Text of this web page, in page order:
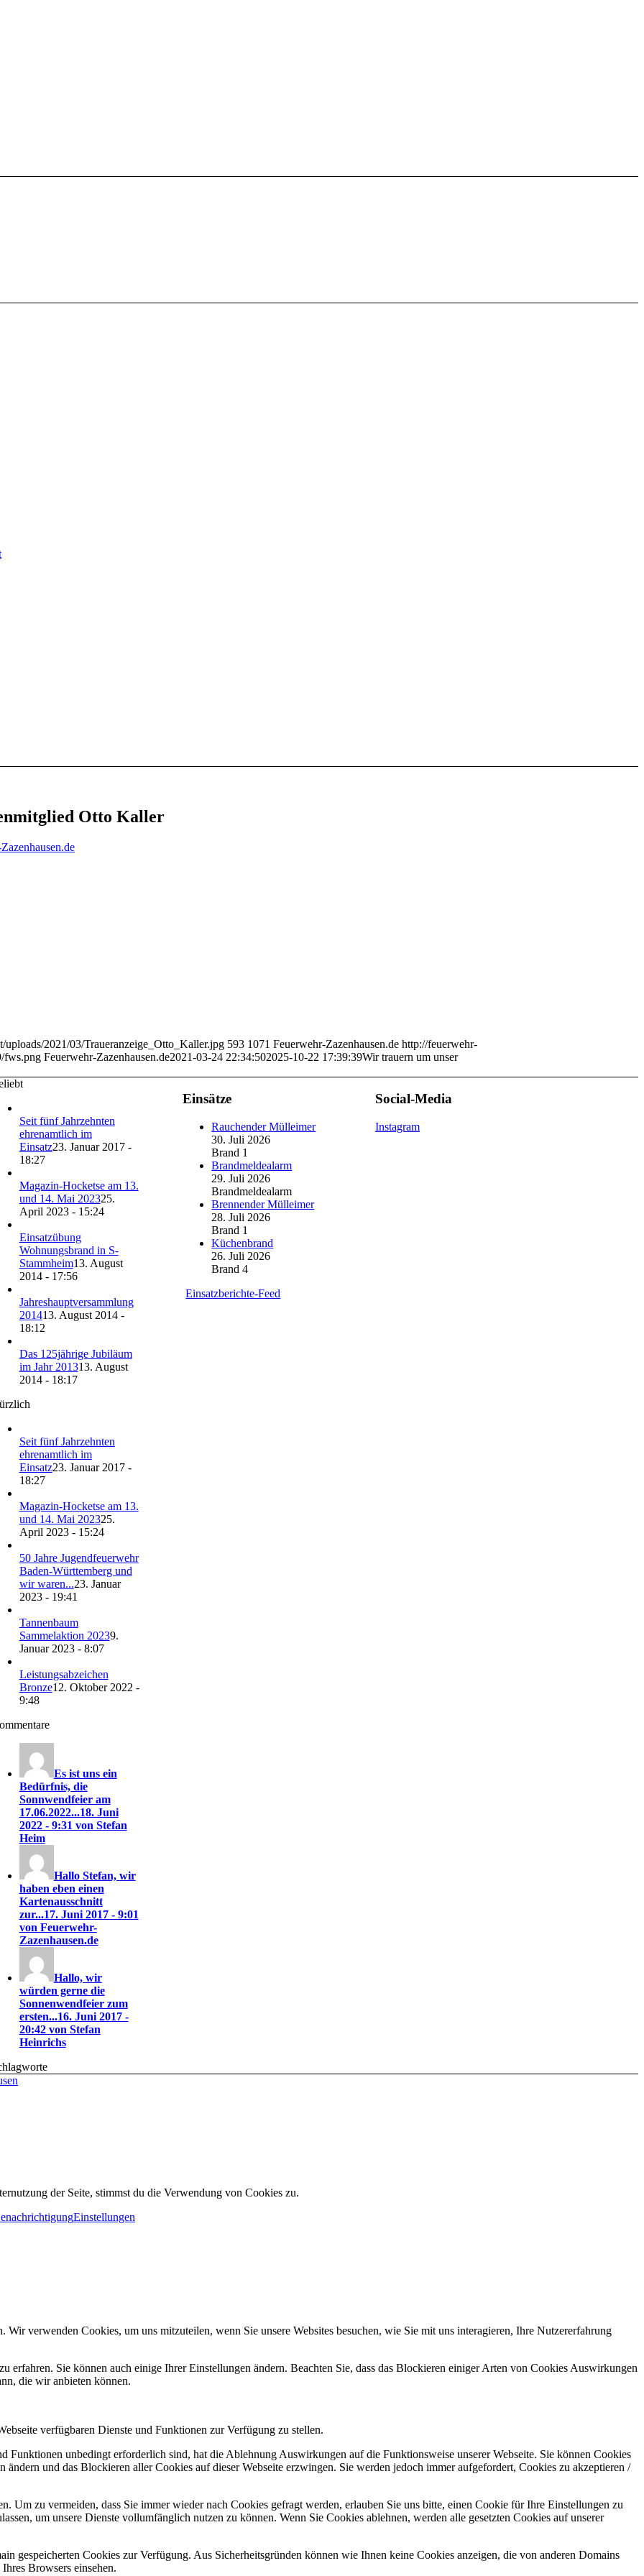
Otto Kaller
uploads/2021/03/Traueranzeige_Otto_Kaller.jpg 593 1071 Feuerwehr-Zazenhausen.de http://feuerwehr-
fws.png Feuerwehr-Zazenhausen.de2021-03-24 22:34:502025-10-22 17:39:39Wir trauern um unser
Seit fünf Jahrzehnten
ehrenamtlich im
Einsatz23. Januar 2017 -
18:27
Magazin-Hocketse am 13.
und 14. Mai 202325.
April 2023 - 15:24
Einsatzübung
Wohnungsbrand in S-
Stammheim13. August
2014 - 17:56
Jahreshauptversammlung
201413. August 2014 -
18:12
Das 125jährige Jubiläum
im Jahr 201313. August
2014 - 18:17
Seit fünf Jahrzehnten
ehrenamtlich im
Einsatz23. Januar 2017 -
18:27
Magazin-Hocketse am 13.
und 14. Mai 202325.
April 2023 - 15:24
50 Jahre Jugendfeuerwehr
Baden-Württemberg und
wir waren...23. Januar
2023 - 19:41
Tannenbaum
Sammelaktion 20239.
Januar 2023 - 8:07
Leistungsabzeichen
Bronze12. Oktober 2022 -
9:48
Es ist uns ein
Bedürfnis, die
Sonnwendfeier am
17.06.2022...18. Juni
2022 - 9:31 von Stefan
Heim
Hallo Stefan, wir
haben eben einen
Kartenausschnitt
zur...17. Juni 2017 - 9:01
von Feuerwehr-
Zazenhausen.de
Hallo, wir
würden gerne die
Sonnenwendfeier zum
ersten...16. Juni 2017 -
20:42 von Stefan
Heinrichs
Einsätze
Rauchender Mülleimer
30. Juli 2026
Brand 1
Brandmeldealarm
29. Juli 2026
Brandmeldealarm
Brennender Mülleimer
28. Juli 2026
Brand 1
Küchenbrand
26. Juli 2026
Brand 4
Einsatzberichte-Feed
Social-Media
Instagram
der Seite, stimmst du die Verwendung von Cookies zu.
Einstellungen
verwenden Cookies, um uns mitzuteilen, wenn Sie unsere Websites besuchen, wie Sie mit uns interagieren, Ihre Nutzererfahrung
erfahren. Sie können auch einige Ihrer Einstellungen ändern. Beachten Sie, dass das Blockieren einiger Arten von Cookies Auswirkungen
die wir anbieten können.
verfügbaren Dienste und Funktionen zur Verfügung zu stellen.
Funktionen unbedingt erforderlich sind, hat die Ablehnung Auswirkungen auf die Funktionsweise unserer Webseite. Sie können Cookies
und das Blockieren aller Cookies auf dieser Webseite erzwingen. Sie werden jedoch immer aufgefordert, Cookies zu akzeptieren /
Um zu vermeiden, dass Sie immer wieder nach Cookies gefragt werden, erlauben Sie uns bitte, einen Cookie für Ihre Einstellungen zu
um unsere Dienste vollumfänglich nutzen zu können. Wenn Sie Cookies ablehnen, werden alle gesetzten Cookies auf unserer
gespeicherten Cookies zur Verfügung. Aus Sicherheitsgründen können wie Ihnen keine Cookies anzeigen, die von anderen Domains
Browsers einsehen.